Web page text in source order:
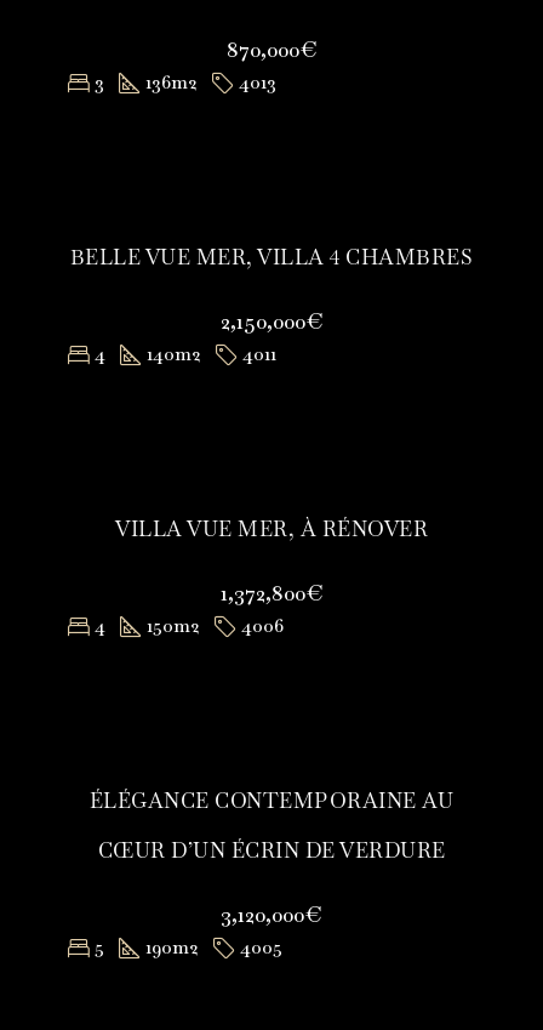
870,000€
3 136m2 4013
BELLE VUE MER, VILLA 4 CHAMBRES
2,150,000€
4 140m2 4011
VILLA VUE MER, À RÉNOVER
1,372,800€
4 150m2 4006
ÉLÉGANCE CONTEMPORAINE AU
CŒUR D’UN ÉCRIN DE VERDURE
3,120,000€
5 190m2 4005